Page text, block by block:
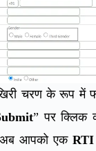
चरण के रूप में
” पर क्लिक
अब आपको एकRTI